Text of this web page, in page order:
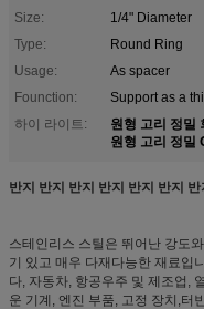
Size:
1/4" Diameter
Type:
Round Ring
Usage:
As spacer
Founction:
Support as a
하이 라이트:
원형 고리 정밀
원형 고리 정밀
반지 반지 반지 반지 반지 반지 반
스테인리스 스틸은 뛰어난 강도
기 있고 매우 다재다능한 재료입
다, 자동차, 항공우주 및 제조업,
운 기계, 엔진 부품, 고정 장치,터